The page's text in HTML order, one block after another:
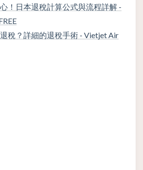
！日本退稅計算公式與流程詳解 -
稅？詳細的退稅手術 - Vietjet Air